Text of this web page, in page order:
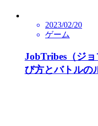
2023/02/20
ゲーム
JobTribes（ジ
び方とバトルの